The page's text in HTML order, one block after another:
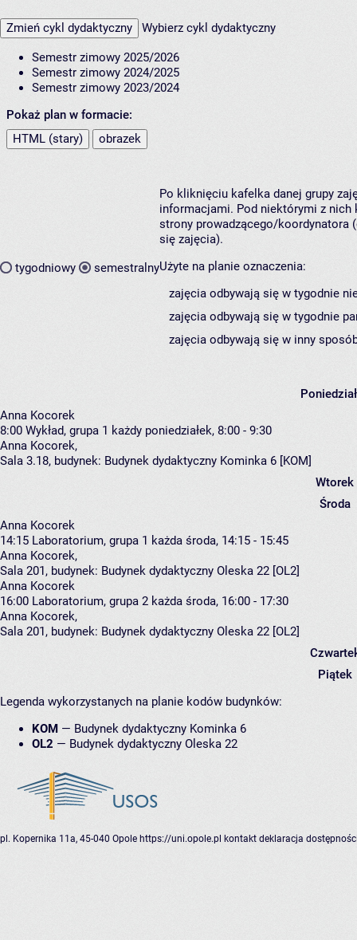
Zmień cykl dydaktyczny Wybierz cykl dydaktyczny
Semestr zimowy 2025/2026
Semestr zimowy 2024/2025
Semestr zimowy 2023/2024
Pokaż plan w formacie:
HTML (stary)
obrazek
tygodniowy semestralny
Po kliknięciu kafelka danej grupy
informacjami. Pod niektórymi z nich
strony prowadzącego/koordynatora
się zajęcia).
Użyte na planie oznaczenia:
zajęcia odbywają się w tygodnie
zajęcia odbywają się w tygodnie
zajęcia odbywają się w inny
Anna Kocorek
8:00 Wykład, grupa 1 każdy poniedziałek, 8:00 - 9:30
Anna Kocorek,
Sala 3.18, budynek: Budynek dydaktyczny Kominka 6 [KOM]
Wtorek
Środa
Anna Kocorek
14:15 Laboratorium, grupa 1 każda środa, 14:15 - 15:45
Anna Kocorek,
Sala 201, budynek: Budynek dydaktyczny Oleska 22 [OL2]
Anna Kocorek
16:00 Laboratorium, grupa 2 każda środa, 16:00 - 17:30
Anna Kocorek,
Sala 201, budynek: Budynek dydaktyczny Oleska 22 [OL2]
Piątek
Legenda wykorzystanych na planie kodów budynków:
KOM — Budynek dydaktyczny Kominka 6
OL2 — Budynek dydaktyczny Oleska 22
pl. Kopernika 11a, 45-040 Opole https://uni.opole.pl kontakt deklaracja